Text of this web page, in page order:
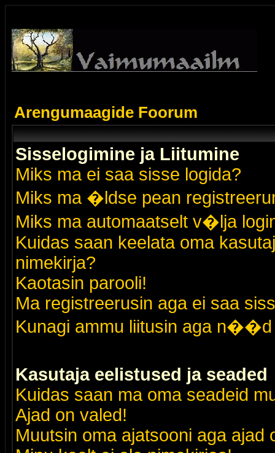
Arengumaagide Foorum
Sisselogimine ja Liitumine
Miks ma ei saa sisse logida?
Miks ma �ldse pean
Miks ma automaatselt v�lja
Kuidas saan keelata oma
nimekirja?
Kaotasin parooli!
Ma registreerusin aga ei saa
Kunagi ammu liitusin aga n��d
Kasutaja eelistused ja seaded
Kuidas saan ma oma seadeid
Ajad on valed!
Muutsin oma ajatsooni aga ajad